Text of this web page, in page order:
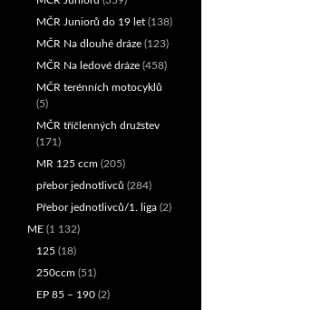
MČR Juniorů do 19 let (138)
MČR Na dlouhé dráze (123)
MČR Na ledové dráze (458)
MČR terénních motocyklů
(5)
MČR tříčlenných družstev
(171)
MR 125 ccm (205)
přebor jednotlivců (284)
Přebor jednotlivců/1. liga (2)
ME (1 132)
125 (18)
250ccm (51)
EP 85 – 190 (2)